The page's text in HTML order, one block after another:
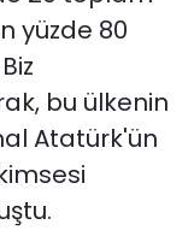
yüzde 80
bu ülkenin
Atatürk'ün